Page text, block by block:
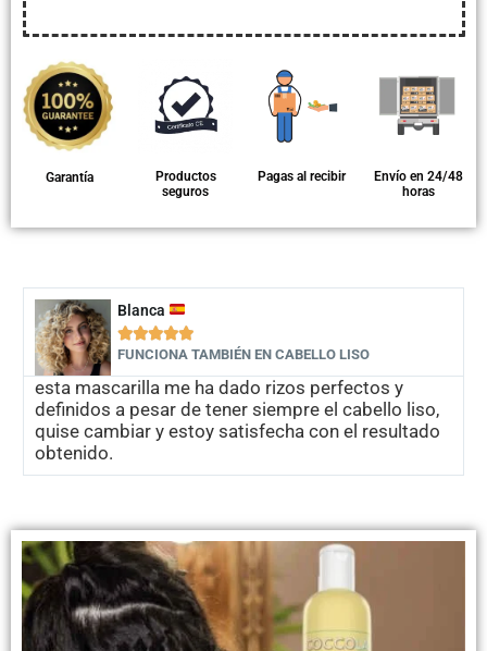
Garantía
Productos
seguros
Pagas al recibir
Envío en 24/48
horas
Blanca

FUNCIONA TAMBIÉN EN CABELLO LISO
esta mascarilla me ha dado rizos perfectos y
definidos a pesar de tener siempre el cabello liso,
quise cambiar y estoy satisfecha con el resultado
obtenido.